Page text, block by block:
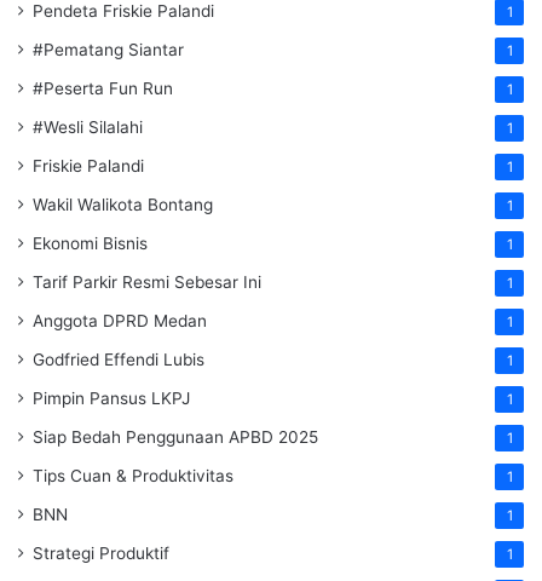
Pendeta Friskie Palandi 1
#Pematang Siantar 1
#Peserta Fun Run 1
#Wesli Silalahi 1
Friskie Palandi 1
Wakil Walikota Bontang 1
Ekonomi Bisnis 1
Tarif Parkir Resmi Sebesar Ini 1
Anggota DPRD Medan 1
Godfried Effendi Lubis 1
Pimpin Pansus LKPJ 1
Siap Bedah Penggunaan APBD 2025 1
Tips Cuan & Produktivitas 1
BNN 1
Strategi Produktif 1